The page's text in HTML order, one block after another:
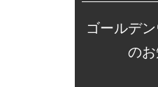
ゴールデ
の